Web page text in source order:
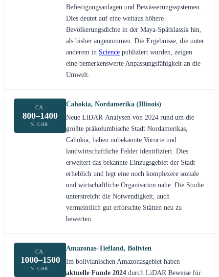
Befestigungsanlagen und Bewässerungssystemen.
Dies deutet auf eine weitaus höhere
Bevölkerungsdichte in der Maya-Spätklassik hin,
als bisher angenommen. Die Ergebnisse, die unter
anderem in Science publiziert wurden, zeigen
eine bemerkenswerte Anpassungsfähigkeit an die
Umwelt.
CA.
800–1400
N. CHR.
Cahokia, Nordamerika (Illinois)
Neue LiDAR-Analysen von 2024 rund um die
größte präkolumbische Stadt Nordamerikas,
Cahokia, haben unbekannte Vororte und
landwirtschaftliche Felder identifiziert. Dies
erweitert das bekannte Einzugsgebiet der Stadt
erheblich und legt eine noch komplexere soziale
und wirtschaftliche Organisation nahe. Die Studie
unterstreicht die Notwendigkeit, auch
vermeintlich gut erforschte Stätten neu zu
bewerten.
CA.
1000–1500
N. CHR.
Amazonas-Tiefland, Bolivien
Im bolivianischen Amazonasgebiet haben
aktuelle Funde 2024 durch LiDAR Beweise für